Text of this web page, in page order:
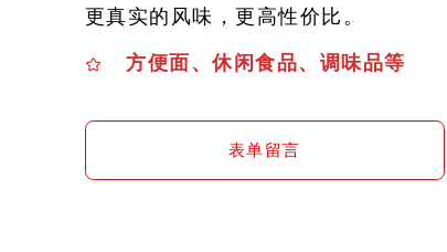
更真实的风味，更高性价比。
方便面、休闲食品、调味品等
表单留言